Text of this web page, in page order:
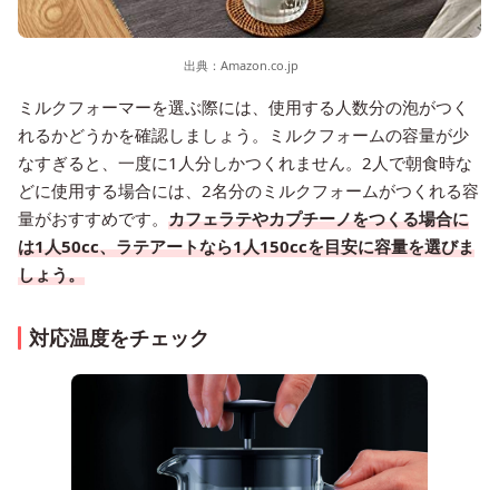
出典： Amazon.co.jp
ミルクフォーマーを選ぶ際には、使用する人数分の泡がつく
れるかどうかを確認しましょう。ミルクフォームの容量が少
なすぎると、一度に1人分しかつくれません。2人で朝食時な
どに使用する場合には、2名分のミルクフォームがつくれる容
量がおすすめです。 カフェラテやカプチーノをつくる場合に
は1人50cc、ラテアートなら1人150ccを目安に容量を選びま
しょう。
対応温度をチェック